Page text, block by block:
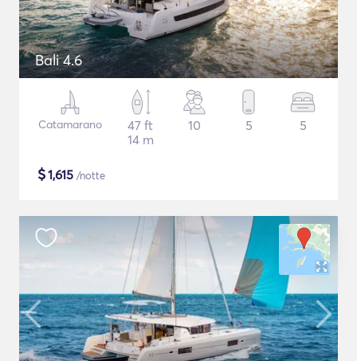
Bali 4.6
Catamarano
47 ft
14 m
10 5 5
$1,615 /notte